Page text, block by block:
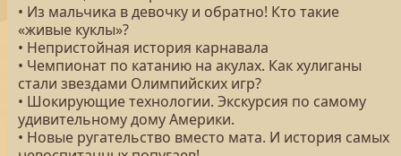
• Из мальчика в девочку и обратно! Кто такие
«живые куклы»?
• Непристойная история карнавала
• Чемпионат по катанию на акулах. Как хулиганы
стали звездами Олимпийских игр?
• Шокирующие технологии. Экскурсия по самому
удивительному дому Америки.
• Новые ругательство вместо мата. И история самых